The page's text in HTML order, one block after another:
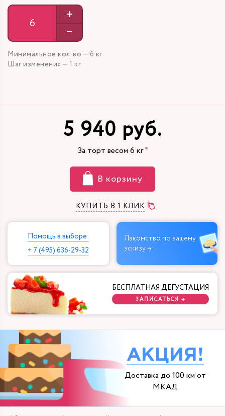
+
–
Минимальное кол-во — 6 кг
Шаг изменения — 1 кг
5 940 руб.
За торт весом 6 кг
В корзину
КУПИТЬ В 1 КЛИК
Помощь в выборе:
+ 7 (495) 636-29-32
Лакомство по вашему
эскизу →
БЕСПЛАТНАЯ ДЕГУСТАЦИЯ
ЗАПИСАТЬСЯ →
АКЦИЯ!
Доставка до 100 км от
МКАД